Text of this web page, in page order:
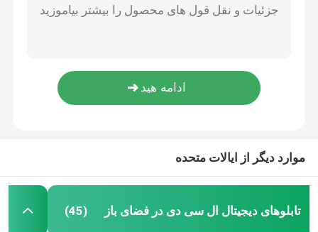
تابلوهای دیجیتال دیواری
مانیتور صنعتی تعبیه شده
صفحه نمایش لمسی دیواری OEM هوشمند آینه تعاملی فوق نازک با تلویزیون
موارد دیگر از ایالات متحده
تابلوهای دیجیتال ال سی دی در فضای باز (45)